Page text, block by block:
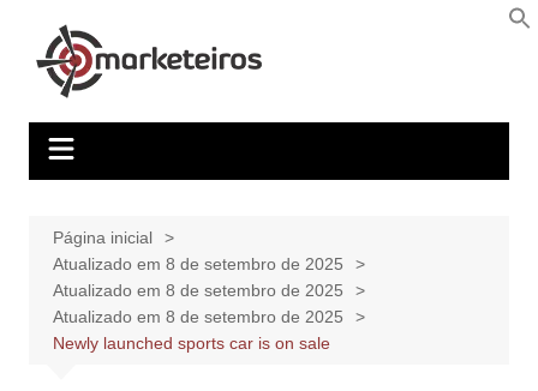
Página inicial
Atualizado em 8 de setembro de 2025
Atualizado em 8 de setembro de 2025
Atualizado em 8 de setembro de 2025
Newly launched sports car is on sale